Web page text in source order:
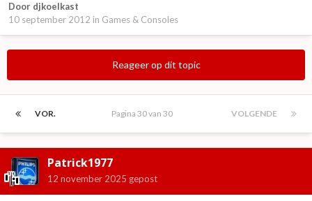
Door djkoelkast
10 september 2012 in Games & Consoles
Reageer op dit topic
VOR. VOLGENDE
Pagina 30 van 30
Patrick1977
12 november 2025 gepost